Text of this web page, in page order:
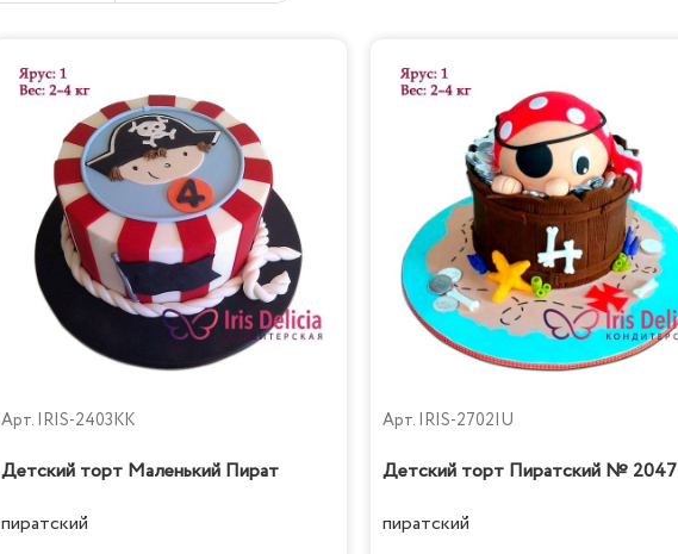
Арт. IRIS-2403KK
Детский торт Маленький Пират
пиратский
Арт. IRIS-2702IU
Детский торт Пиратский № 2047
пиратский